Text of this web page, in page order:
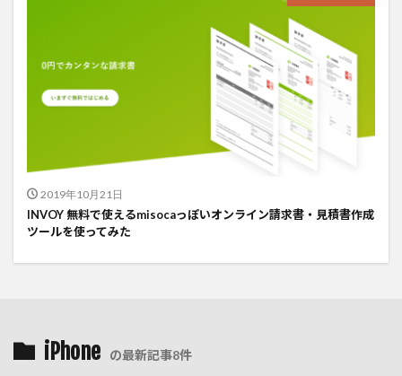
2019年10月21日
INVOY 無料で使えるmisocaっぽいオンライン請求書・見積書作成
ツールを使ってみた
iPhone の最新記事8件